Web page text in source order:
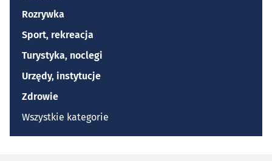
Rozrywka
Sport, rekreacja
Turystyka, noclegi
Urzędy, instytucje
Zdrowie
Wszystkie kategorie